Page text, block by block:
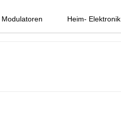
Modulatoren Heim- Elektronik